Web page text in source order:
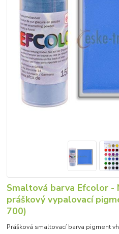
Smaltová barva Efcolor -
práškový vypalovací
700)
Prášková smaltovací barva pigment